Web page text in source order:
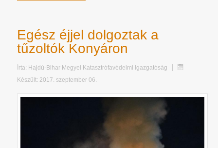
Egész éjjel dolgoztak a
tűzoltók Konyáron
Írta: Hajdú-Bihar Megyei Katasztrófavédelmi Igazgatóság
Készült: 2017. szeptember 06.